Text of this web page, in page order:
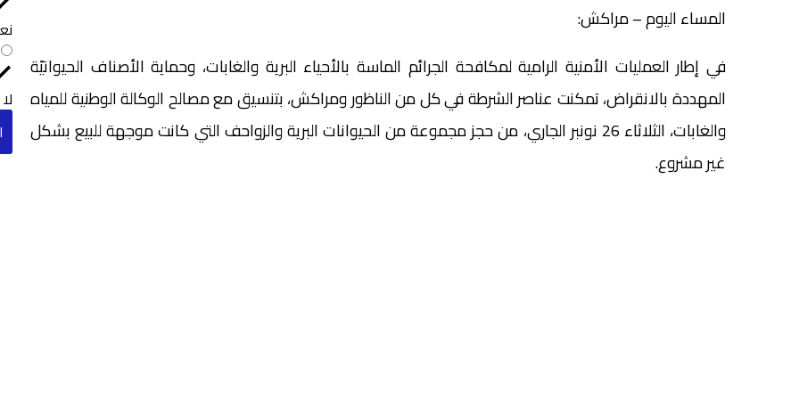
المساء اليوم – مراكش:
في إطار العمليات الأمنية الرامية لمكافحة الجرائم الماسة بالأحياء البرية والغابات، وحماية الأصناف الحيوانيّة
المهددة بالانقراض، تمكنت عناصر الشرطة في كل من الناظور ومراكش، بتنسيق مع مصالح الوكالة الوطنية للمياه
والغابات، الثلاثاء 26 نونبر الجاري، من حجز مجموعة من الحيوانات البرية والزواحف التي كانت موجهة للبيع بشكل
غير مشروع.
لا